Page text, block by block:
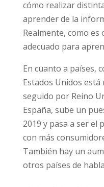
cómo realizar
aprender de la
Realmente, como
saludable.
En cuanto a países,
Estados Unidos
resto, seguido por
caso de España,
los datos de 2019 y
11 del mundo con